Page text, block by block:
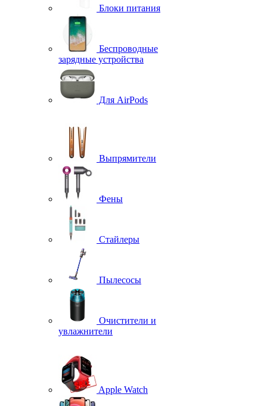
Блоки питания
Беспроводные
зарядные устройства
Для AirPods
Выпрямители
Фены
Стайлеры
Пылесосы
Очистители и
увлажнители
Apple Watch